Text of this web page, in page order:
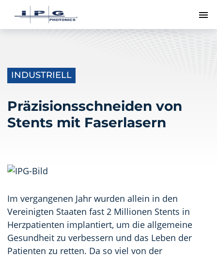
INDUSTRIELL
Präzisionsschneiden von
Stents mit Faserlasern
Im vergangenen Jahr wurden allein in den
Vereinigten Staaten fast 2 Millionen Stents in
Herzpatienten implantiert, um die allgemeine
Gesundheit zu verbessern und das Leben der
Patienten zu retten. Da so viel von der